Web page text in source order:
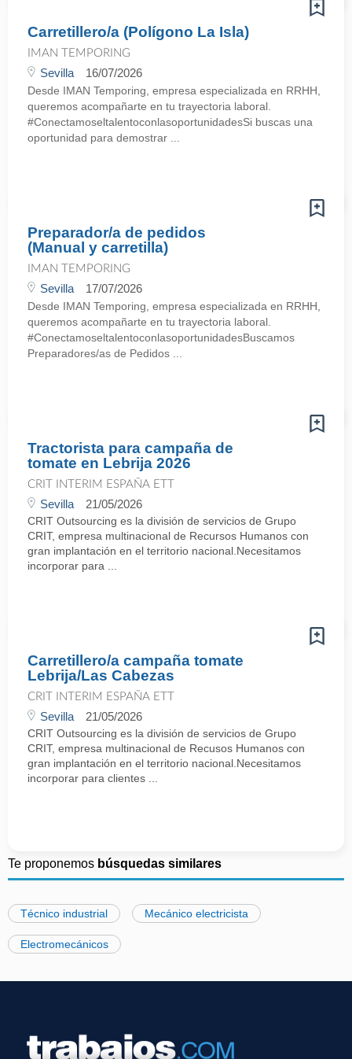
Carretillero/a (Polígono La Isla)
IMAN TEMPORING
Sevilla 16/07/2026
Desde IMAN Temporing, empresa especializada en RRHH,
queremos acompañarte en tu trayectoria laboral.
#ConectamoseltalentoconlasoportunidadesSi buscas una
oportunidad para demostrar ...
Preparador/a de pedidos
(Manual y carretilla)
IMAN TEMPORING
Sevilla 17/07/2026
Desde IMAN Temporing, empresa especializada en RRHH,
queremos acompañarte en tu trayectoria laboral.
#ConectamoseltalentoconlasoportunidadesBuscamos
Preparadores/as de Pedidos ...
Tractorista para campaña de
tomate en Lebrija 2026
CRIT INTERIM ESPAÑA ETT
Sevilla 21/05/2026
CRIT Outsourcing es la división de servicios de Grupo
CRIT, empresa multinacional de Recursos Humanos con
gran implantación en el territorio nacional.Necesitamos
incorporar para ...
Carretillero/a campaña tomate
Lebrija/Las Cabezas
CRIT INTERIM ESPAÑA ETT
Sevilla 21/05/2026
CRIT Outsourcing es la división de servicios de Grupo
CRIT, empresa multinacional de Recusos Humanos con
gran implantación en el territorio nacional.Necesitamos
incorporar para clientes ...
Te proponemos búsquedas similares
Técnico industrial Mecánico electricista
Electromecánicos